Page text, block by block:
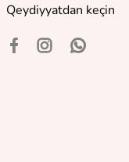
Qeydiyyatdan keçin